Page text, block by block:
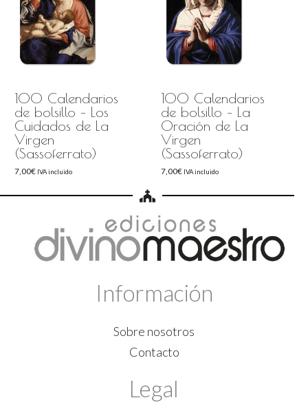
100 Calendarios
de bolsillo – Los
Cuidados de La
Virgen
(Sassoferrato)
7,00€ IVA incluido
100 Calendarios
de bolsillo – La
Oración de La
Virgen
(Sassoferrato)
7,00€ IVA incluido
Información
Sobre nosotros
Contacto
Legal